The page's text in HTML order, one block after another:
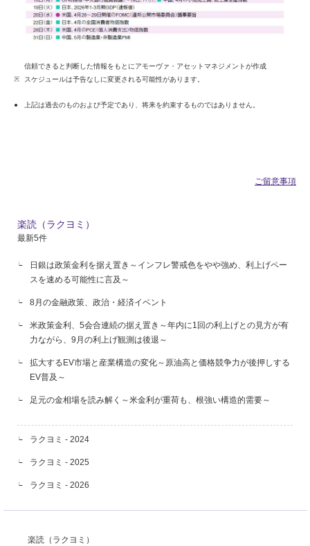
楽読（ラクヨミ）
最新5件
日銀は政策金利を据え置き～インフレ警戒色をやや強め、利上げペー
スを速める可能性に言及～
8月の金融政策、政治・経済イベント
米政策金利、5会合連続の据え置き～年内に1回の利上げとの見方が有
力ながら、9月の利上げ観測は後退～
拡大するEV市場と産業構造の変化～原油高と価格競争力が後押しする
EV普及～
足元の金相場を読み解く～米金利が重荷も、根強い構造的需要～
ラクヨミ - 2024
ラクヨミ - 2025
ラクヨミ - 2026
楽読（ラクヨミ）
信頼できると判断した情報をもとにアモーヴァ・アセットマネジメントが作成
スケジュールは予告なしに変更される可能性があります。
上記は過去のものおよび予定であり、将来を約束するものではありません。
ご留意事項